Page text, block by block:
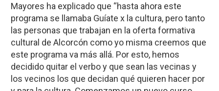
Mayores ha explicado que “hasta ahora este
programa se llamaba Guíate x la cultura, pero tanto
las personas que trabajan en la oferta formativa
cultural de Alcorcón como yo misma creemos que
este programa va más allá. Por esto, hemos
decidido quitar el verbo y que sean las vecinas y
los vecinos los que decidan qué quieren hacer por